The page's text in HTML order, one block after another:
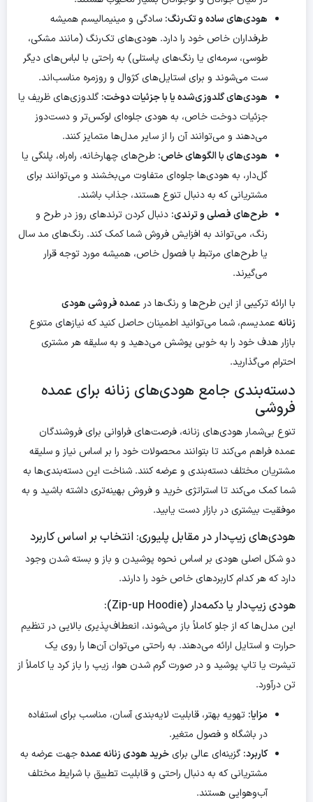
هودی‌های ساده و تک‌رنگ: سادگی و مینیمالیسم همیشه
طرفداران خاص خود را دارد. هودی‌های تک‌رنگ (مانند مشکی،
طوسی، سرمه‌ای یا رنگ‌های پاستلی) به راحتی با لباس‌های دیگر
ست می‌شوند و برای استایل‌های کژوال و روزمره مناسب‌اند.
هودی‌های گلدوزی‌شده یا با جزئیات دوخت: گلدوزی‌های ظریف یا
جزئیات دوخت خاص، به هودی جلوه‌ای لوکس‌تر و دست‌دوز
می‌دهند و می‌توانند آن را از سایر مدل‌ها متمایز کنند.
هودی‌های با الگوهای خاص: طرح‌های چهارخانه، راه‌راه، پلنگی یا
گل‌دار، به هودی‌ها جلوه‌ای متفاوت می‌بخشند و می‌توانند برای
مشتریانی که به دنبال تنوع هستند، جذاب باشند.
طرح‌های فصلی و ترندی: دنبال کردن ترندهای روز در طرح و
رنگ، می‌تواند به افزایش فروش شما کمک کند. رنگ‌های مد سال
یا طرح‌های مرتبط با فصول خاص، همیشه مورد توجه قرار
می‌گیرند.
با ارائه ترکیبی از این طرح‌ها و رنگ‌ها در عمده فروشی هودی
زنانهعمدیسم، شما می‌توانید اطمینان حاصل کنید که نیازهای متنوع
بازار هدف خود را به خوبی پوشش می‌دهید و به سلیقه هر مشتری
احترام می‌گذارید.
دسته‌بندی جامع هودی‌های زنانه برای عمده
فروشی
تنوع بی‌شمار هودی‌های زنانه، فرصت‌های فراوانی برای فروشندگان
عمده فراهم می‌کند تا بتوانند محصولات خود را بر اساس نیاز و سلیقه
مشتریان مختلف دسته‌بندی و عرضه کنند. شناخت این دسته‌بندی‌ها به
شما کمک می‌کند تا استراتژی خرید و فروش بهینه‌تری داشته باشید و به
موفقیت بیشتری در بازار دست یابید.
هودی‌های زیپ‌دار در مقابل پلیوری: انتخاب بر اساس کاربرد
دو شکل اصلی هودی بر اساس نحوه پوشیدن و باز و بسته شدن وجود
دارد که هر کدام کاربردهای خاص خود را دارند.
هودی زیپ‌دار یا دکمه‌دار (Zip-up Hoodie):
این مدل‌ها که از جلو کاملاً باز می‌شوند، انعطاف‌پذیری بالایی در تنظیم
حرارت و استایل ارائه می‌دهند. به راحتی می‌توان آن‌ها را روی یک
تیشرت یا تاپ پوشید و در صورت گرم شدن هوا، زیپ را باز کرد یا کاملاً از
تن درآورد.
مزایا: تهویه بهتر، قابلیت لایه‌بندی آسان، مناسب برای استفاده
در باشگاه و فصول متغیر.
کاربرد: گزینه‌ای عالی برایخرید هودی زنانه عمدهجهت عرضه به
مشتریانی که به دنبال راحتی و قابلیت تطبیق با شرایط مختلف
آب‌وهوایی هستند.